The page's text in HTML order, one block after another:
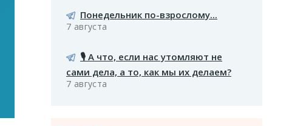
Понедельник по-взрослому...
7 августа
🎙️ А что, если нас утомляют не
сами дела, а то, как мы их делаем?
7 августа